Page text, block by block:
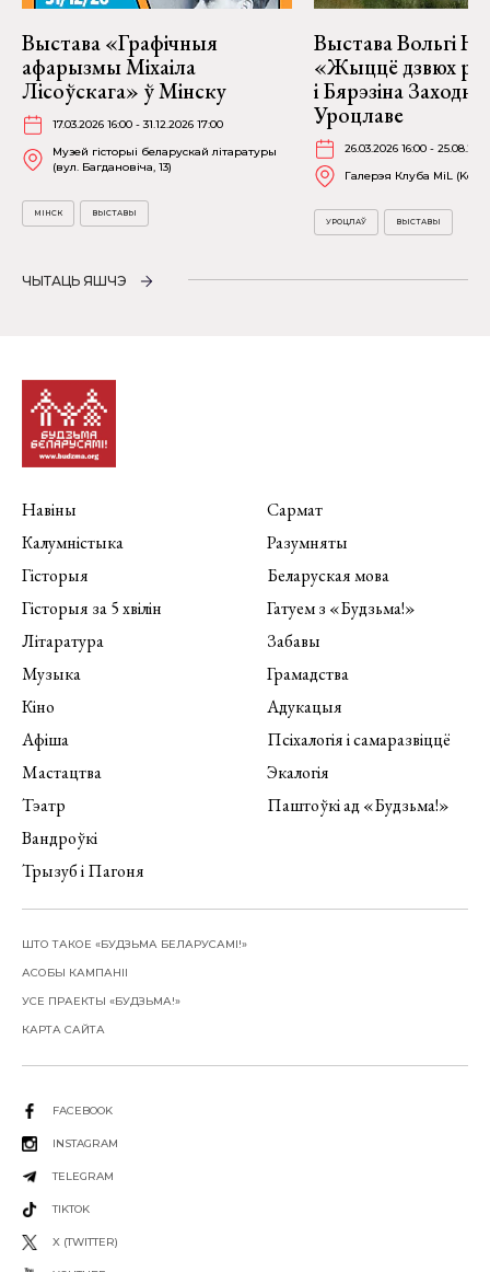
Выстава «Графічныя
афарызмы Міхаіла
Лісоўскага» ў Мінску
17.03.2026 16:00 - 31.12.2026 17:00
Музей гісторыі беларускай літаратуры
(вул. Багдановіча, 13)
МІНСК ВЫСТАВЫ
Выстава Вольгі
«Жыццё дзвюх
і Бярэзіна
Уроцлаве
26.03.2026 16:00 -
Галерэя Клуба MiL
УРОЦЛАЎ ВЫСТАВЫ
ЧЫТАЦЬ ЯШЧЭ
Навіны
Калумністыка
Гісторыя
Гісторыя за 5 хвілін
Літаратура
Музыка
Кіно
Афіша
Мастацтва
Тэатр
Вандроўкі
Трызуб і Пагоня
Сармат
Разумняты
Беларуская мова
Гатуем з «Будзьма!»
Забавы
Грамадства
Адукацыя
Псіхалогія і самаразвіццё
Экалогія
Паштоўкі ад «Будзьма!»
ШТО ТАКОЕ «БУДЗЬМА БЕЛАРУСАМІ!»
АСОБЫ КАМПАНІІ
УСЕ ПРАЕКТЫ «БУДЗЬМА!»
КАРТА САЙТА
FACEBOOK
INSTAGRAM
TELEGRAM
TIKTOK
X (TWITTER)